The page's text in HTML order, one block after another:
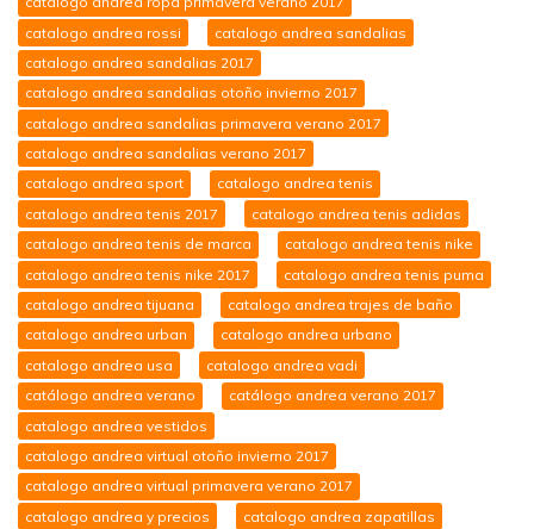
catalogo andrea rossi
catalogo andrea sandalias
catalogo andrea sandalias 2017
catalogo andrea sandalias otoño invierno 2017
catalogo andrea sandalias primavera verano 2017
catalogo andrea sandalias verano 2017
catalogo andrea sport
catalogo andrea tenis
catalogo andrea tenis 2017
catalogo andrea tenis adidas
catalogo andrea tenis de marca
catalogo andrea tenis nike
catalogo andrea tenis nike 2017
catalogo andrea tenis puma
catalogo andrea tijuana
catalogo andrea trajes de baño
catalogo andrea urban
catalogo andrea urbano
catalogo andrea usa
catalogo andrea vadi
catálogo andrea verano
catálogo andrea verano 2017
catalogo andrea vestidos
catalogo andrea virtual otoño invierno 2017
catalogo andrea virtual primavera verano 2017
catalogo andrea y precios
catalogo andrea zapatillas